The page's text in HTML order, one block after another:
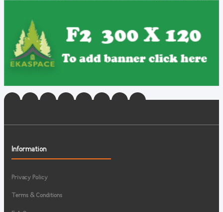
Information
Privacy Policy
Terms & Conditions